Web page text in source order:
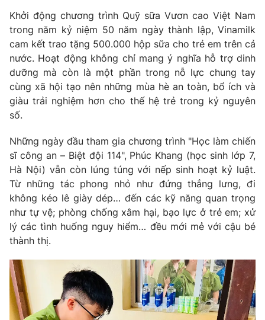
Câu chuyện quốc tế
Tài chính
Thị trường
Góc doanh nghiệp
Dữ liệu và đời sống
Truyền hình
Phim VTV
Hậu trường
Khán giả
Giải sao mai
Giải trí
Điện ảnh
Âm nhạc
Sao
Du lịch
Làm đẹp
Chất lượng cuộc sống
Giáo dục
Tuyển sinh
Học trực tuyến
Công nghệ
Hitech Công nghệ tương lai
Sản phẩm
Thị trường
Tư vấn
Giao lưu trực tuyến
Lịch phát sóng
Chuyên mục khác
Khởi động chương trình Quỹ sữa Vươn cao Việt Nam
trong năm kỷ niệm 50 năm ngày thành lập, Vinamilk
cam kết trao tặng 500.000 hộp sữa cho trẻ em trên cả
nước. Hoạt động không chỉ mang ý nghĩa hỗ trợ dinh
dưỡng mà còn là một phần trong nỗ lực chung tay
cùng xã hội tạo nên những mùa hè an toàn, bổ ích và
giàu trải nghiệm hơn cho thế hệ trẻ trong kỷ nguyên
số.
Những ngày đầu tham gia chương trình "Học làm chiến
sĩ công an – Biệt đội 114", Phúc Khang (học sinh lớp 7,
Hà Nội) vẫn còn lúng túng với nếp sinh hoạt kỷ luật.
Từ những tác phong nhỏ như đứng thẳng lưng, đi
không kéo lê giày dép… đến các kỹ năng quan trọng
như tự vệ; phòng chống xâm hại, bạo lực ở trẻ em; xử
lý các tình huống nguy hiểm… đều mới mẻ với cậu bé
thành thị.